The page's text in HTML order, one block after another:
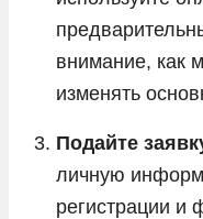
внимание, как
изменять
Подайте
личную
регистрации и